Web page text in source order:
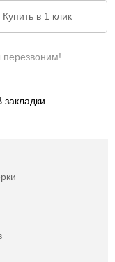
закладки